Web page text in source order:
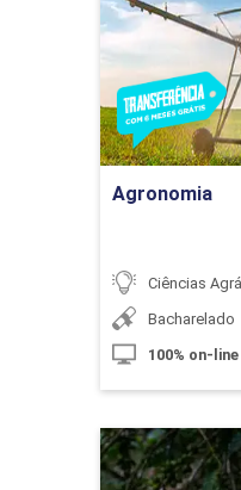
Agronomia
Ciências
Bacharelado
100% on-line